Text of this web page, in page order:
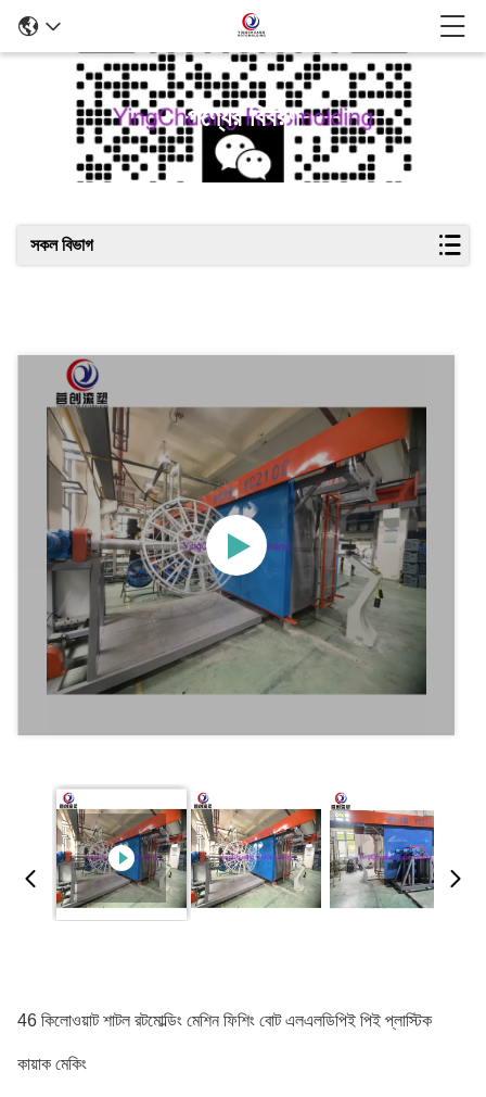
পণ্যের বিবরণ
সকল বিভাগ
46 কিলোওয়াট শাটল রটমোল্ডিং মেশিন ফিশিং বোট এলএলডিপিই পিই প্লাস্টিক
কায়াক মেকিং